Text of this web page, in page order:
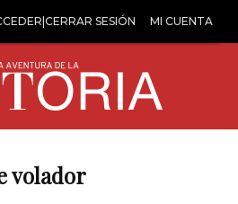
SESIÓN MI CUENTA
volador